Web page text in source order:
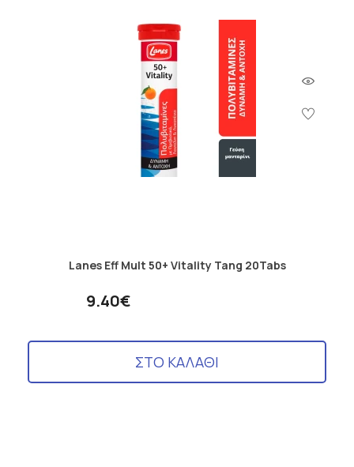
Lanes Eff Mult 50+ Vitality Tang 20Tabs
9.40€
ΣΤΟ ΚΑΛΑΘΙ